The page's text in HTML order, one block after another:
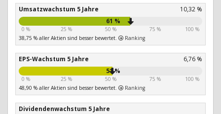
Umsatzwachstum 5 Jahre
10,32 %
61 %
0 % 25 % 50 % 75 %
100 %
38,75 % aller Aktien sind besser bewertet.
Ranking
EPS-Wachstum 5 Jahre
6,76 %
51 %
0 % 25 % 50 % 75 %
100 %
48,90 % aller Aktien sind besser bewertet.
Ranking
Dividendenwachstum 5 Jahre